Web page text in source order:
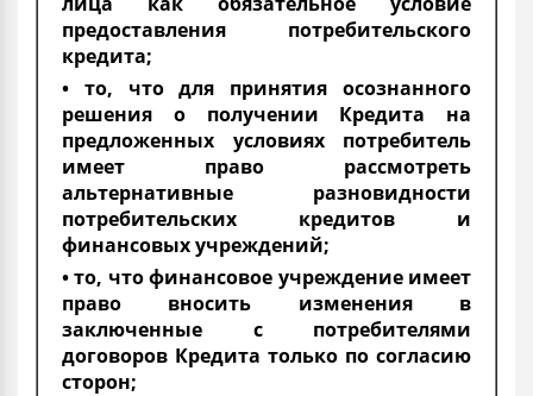
предоставления потребительского
кредита;
• то, что для принятия осознанного
решения о получении Кредита на
предложенных условиях потребитель
имеет право рассмотреть
альтернативные разновидности
потребительских кредитов и
финансовых учреждений;
• то, что финансовое учреждение имеет
право вносить изменения в
заключенные с потребителями
договоров Кредита только по согласию
сторон;